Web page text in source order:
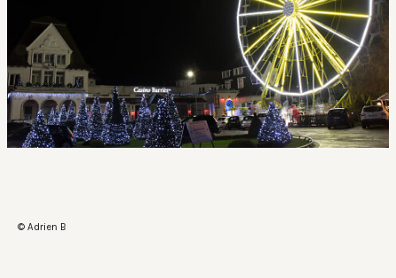
© Adrien B